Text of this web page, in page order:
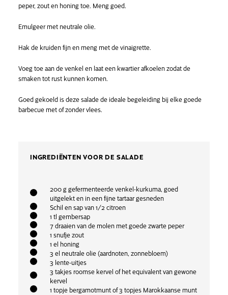
INGREDIËNTEN VOOR DE SALADE
200 g gefermenteerde venkel-kurkuma, goed
uitgelekt en in een fijne tartaar gesneden
Schil en sap van 1/2 citroen
1 tl gembersap
7 draaien van de molen met goede zwarte peper
1 snufje zout
1 el honing
3 el neutrale olie (aardnoten, zonnebloem)
3 lente-uitjes
3 takjes roomse kervel of het equivalent van gewone
kervel
1 topje bergamotmunt of 3 topjes Marokkaanse munt
peper, zout en honing toe. Meng goed.
Emulgeer met neutrale olie.
Hak de kruiden fijn en meng met de vinaigrette.
Voeg toe aan de venkel en laat een kwartier afkoelen zodat de
smaken tot rust kunnen komen.
Goed gekoeld is deze salade de ideale begeleiding bij elke goede
barbecue met of zonder vlees.